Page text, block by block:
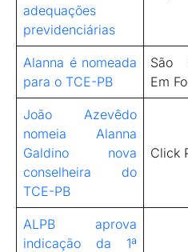
adequações
previdenciárias
Alanna é nomeada
para o TCE-PB
São
Em
João Azevêdo
nomeia Alanna
Galdino nova
conselheira do
TCE-PB
Click
ALPB aprova
indicação da 1ª